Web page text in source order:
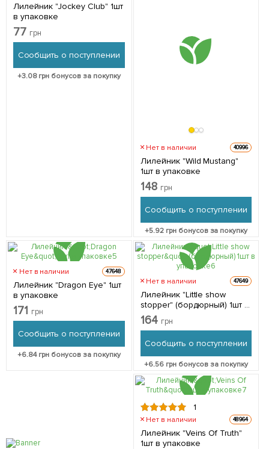
Лилейник "Jockey Club" 1шт
в упаковке
77 грн
Сообщить о поступлении
+3.08грн бонусов за покупку
Нет в наличии 40996
Лилейник "Wild Mustang"
1шт в упаковке
148 грн
Сообщить о поступлении
+5.92грн бонусов за покупку
Нет в наличии 47648
Лилейник "Dragon Eye" 1шт
в упаковке
171 грн
Сообщить о поступлении
+6.84грн бонусов за покупку
Нет в наличии 47649
Лилейник "Little show
stopper" (бордюрный) 1шт в
упаковке
164 грн
Сообщить о поступлении
+6.56 грн бонусов за покупку
1
Нет в наличии 48964
Лилейник "Veins Of Truth"
1шт в упаковке